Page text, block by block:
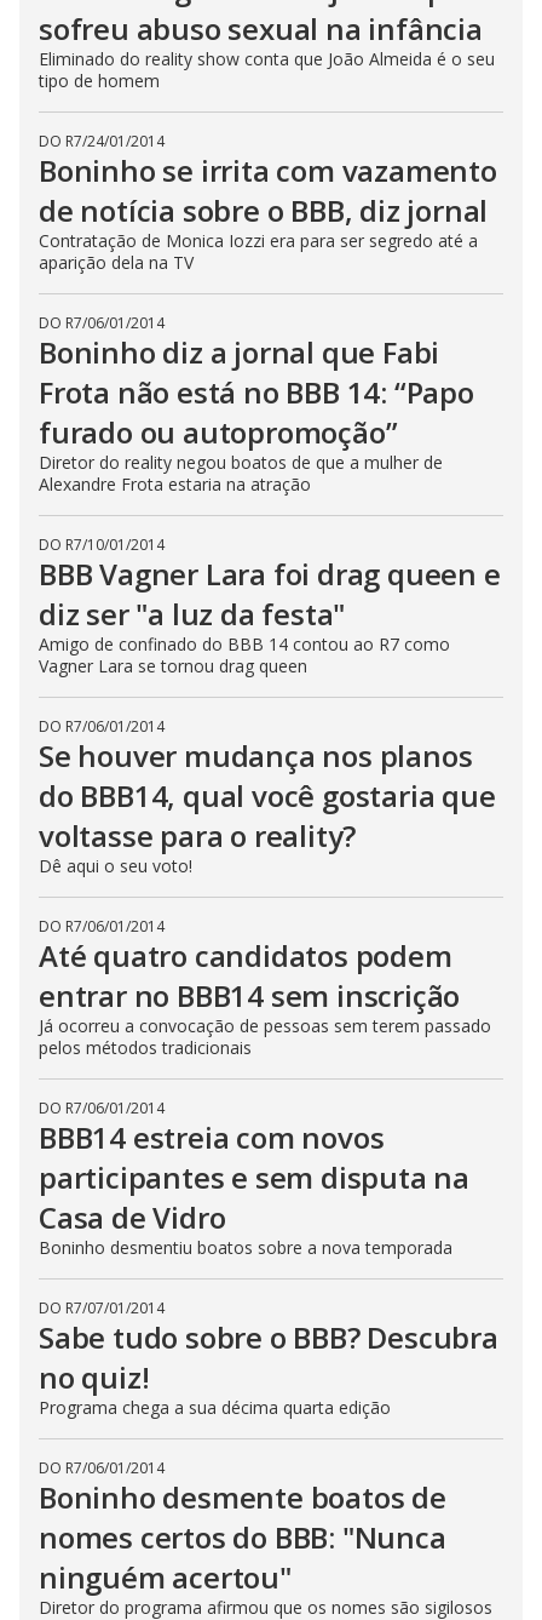
sofreu abuso sexual na infância
Eliminado do reality show conta que João Almeida é o seu
tipo de homem
DO R7/24/01/2014
Boninho se irrita com vazamento
de notícia sobre o BBB, diz jornal
Contratação de Monica Iozzi era para ser segredo até a
aparição dela na TV
DO R7/06/01/2014
Boninho diz a jornal que Fabi
Frota não está no BBB 14: “Papo
furado ou autopromoção”
Diretor do reality negou boatos de que a mulher de
Alexandre Frota estaria na atração
DO R7/10/01/2014
BBB Vagner Lara foi drag queen e
diz ser "a luz da festa"
Amigo de confinado do BBB 14 contou ao R7 como
Vagner Lara se tornou drag queen
DO R7/06/01/2014
Se houver mudança nos planos
do BBB14, qual você gostaria que
voltasse para o reality?
Dê aqui o seu voto!
DO R7/06/01/2014
Até quatro candidatos podem
entrar no BBB14 sem inscrição
Já ocorreu a convocação de pessoas sem terem passado
pelos métodos tradicionais
DO R7/06/01/2014
BBB14 estreia com novos
participantes e sem disputa na
Casa de Vidro
Boninho desmentiu boatos sobre a nova temporada
DO R7/07/01/2014
Sabe tudo sobre o BBB? Descubra
no quiz!
Programa chega a sua décima quarta edição
DO R7/06/01/2014
Boninho desmente boatos de
nomes certos do BBB: "Nunca
ninguém acertou"
Diretor do programa afirmou que os nomes são sigilosos